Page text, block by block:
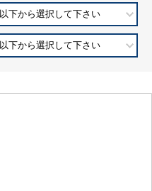
以下から選択して下さい
以下から選択して下さい